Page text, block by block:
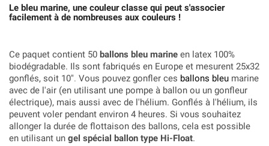
Le bleu marine, une couleur classe qui peut s'associer
facilement à de nombreuses aux couleurs !
Ce paquet contient 50 ballons bleu marine en latex 100%
biodégradable. Ils sont fabriqués en Europe et mesurent 25x32
gonflés, soit 10". Vous pouvez gonfler ces ballons bleu marine
avec de l'air (en utilisant une pompe à ballon ou un gonfleur
électrique), mais aussi avec de l'hélium. Gonflés à l'hélium, ils
peuvent voler pendant environ 4 heures. Si vous souhaitez
allonger la durée de flottaison des ballons, cela est possible
en utilisant un gel spécial ballon type Hi-Float.